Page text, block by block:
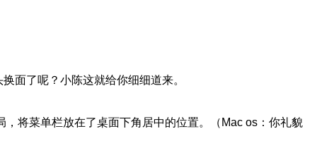
面了呢？小陈这就给你细细道来。
将菜单栏放在了桌面下角居中的位置。（Mac os：你礼貌